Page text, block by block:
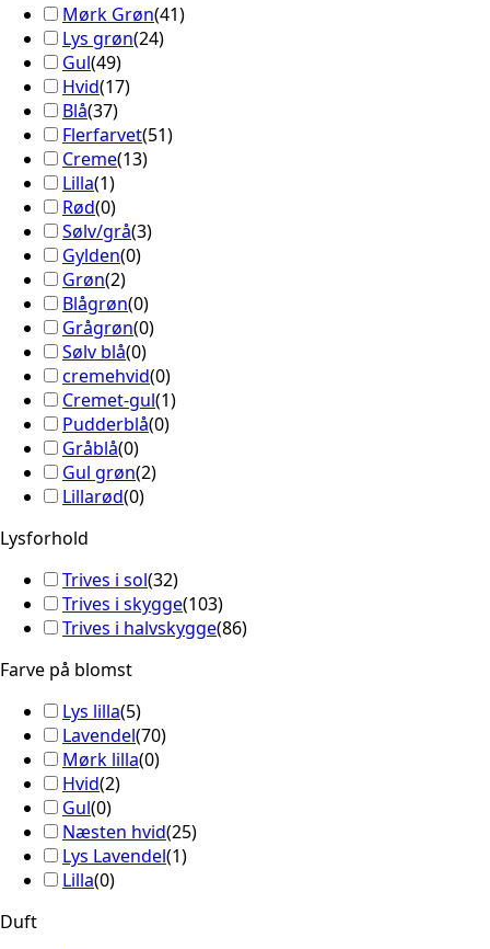
Mørk Grøn(41)
Lys grøn(24)
Gul(49)
Hvid(17)
Blå(37)
Flerfarvet(51)
Creme(13)
Lilla(1)
Rød(0)
Sølv/grå(3)
Gylden(0)
Grøn(2)
Blågrøn(0)
Grågrøn(0)
Sølv blå(0)
cremehvid(0)
Cremet-gul(1)
Pudderblå(0)
Gråblå(0)
Gul grøn(2)
Lillarød(0)
Lysforhold
Trives i sol(32)
Trives i skygge(103)
Trives i halvskygge(86)
Farve på blomst
Lys lilla(5)
Lavendel(70)
Mørk lilla(0)
Hvid(2)
Gul(0)
Næsten hvid(25)
Lys Lavendel(1)
Lilla(0)
Duft